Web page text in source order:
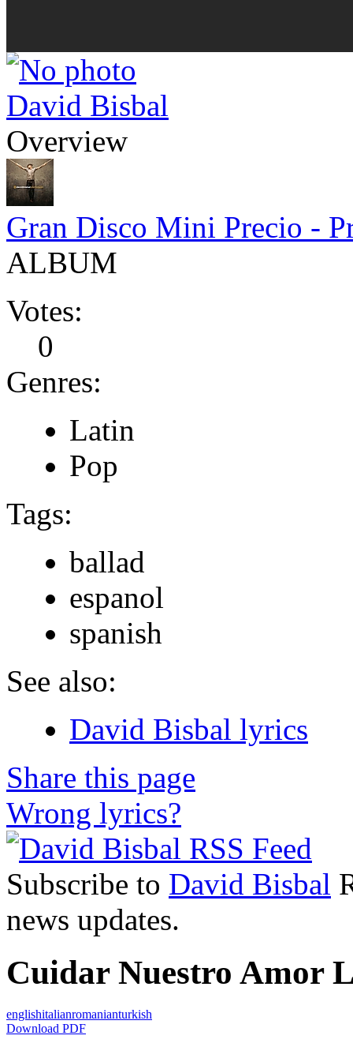
David Bisbal
Overview
Gran Disco Mini Precio -
ALBUM
Votes:
0
Genres:
Latin
Pop
Tags:
ballad
espanol
spanish
See also:
David Bisbal lyrics
Share this page
Wrong lyrics?
Subscribe to David Bisbal
news updates.
Cuidar Nuestro Amor
englishitalianromanianturkish
Download PDF